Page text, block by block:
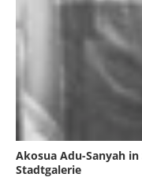
Akosua Adu-Sanyah
Stadtgalerie